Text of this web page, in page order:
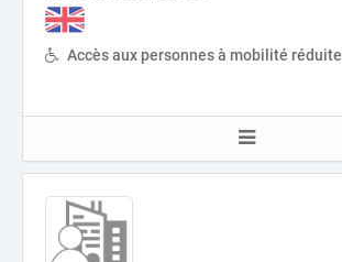
Accès aux personnes à mobilité réduite